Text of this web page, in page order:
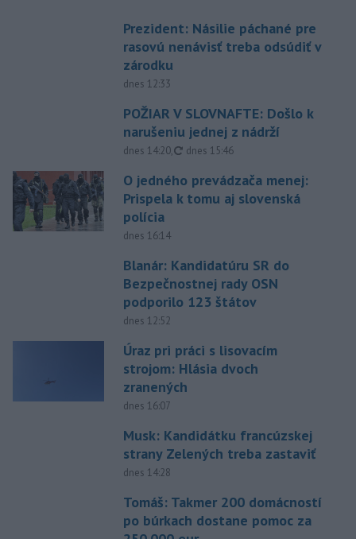
Prezident: Násilie páchané pre
rasovú nenávisť treba odsúdiť v
zárodku
dnes 12:33
POŽIAR V SLOVNAFTE: Došlo k
narušeniu jednej z nádrží
dnes 14:20, aktualizované
dnes 15:46
O jedného prevádzača menej:
Prispela k tomu aj slovenská
polícia
dnes 16:14
Blanár: Kandidatúru SR do
Bezpečnostnej rady OSN
podporilo 123 štátov
dnes 12:52
Úraz pri práci s lisovacím
strojom: Hlásia dvoch
zranených
dnes 16:07
Musk: Kandidátku francúzskej
strany Zelených treba zastaviť
dnes 14:28
Tomáš: Takmer 200 domácností
po búrkach dostane pomoc za